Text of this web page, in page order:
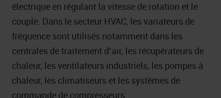
électrique en régulant la vitesse de rotation et le
couple. Dans le secteur HVAC, les variateurs de
fréquence sont utilisés notamment dans les
centrales de traitement d’air, les récupérateurs de
chaleur, les ventilateurs industriels, les pompes à
chaleur, les climatiseurs et les systèmes de
commande de compresseurs.